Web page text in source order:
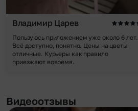
Владимир Царев
Пользуюсь приложением уже около 6 лет.
Всё доступно, понятно. Цены на цветы
отличные. Курьеры как правило
приезжают вовремя.
Видеоотзывы